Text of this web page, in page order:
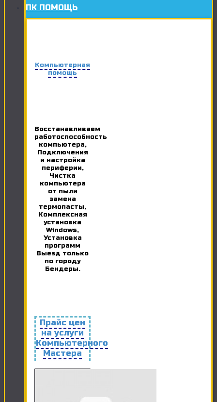
ПК ПОМОЩЬ
Компьютерная
помощь
Восстанавливаем
работоспособность
компьютера,
Подключения
и настройка
периферии,
Чистка
компьютера
от пыли
замена
термопасты,
Комплексная
установка
Windows,
Установка
программ
Выезд только
по городу
Бендеры.
Прайс цен
на услуги
Компьютерного
Мастера